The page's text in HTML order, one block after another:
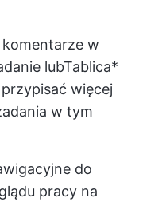
w
lubTablica*
więcej
w tym
do
pracy na